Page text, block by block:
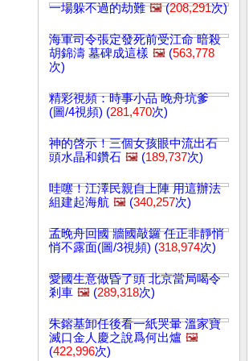
一場躲不過的劫難 🖼️(208,291次)
海軍司令張定發死前受江命 暗殺
胡錦濤 墓碑成這樣 🖼️ (563,778
次)
精彩視頻：時事小品 晚舟坑爹
(圖/4視頻) (281,470次)
神的啓示！三個女孩眼中流出石
頭水晶和鑽石 🖼️ (189,737次)
哇噻！江澤民親自上陣 用這辦法
組建起海航 🖼️ (340,257次)
孟晚舟回國 牆國敲鑼 任正非靜悄
悄不露面(圖/3視頻) (318,974次)
愛國生意做昏了頭 北京當局喝令
剎車 🖼️ (289,318次)
朱鎔基卸任後看一紙哭暈 溫家寶
滅口金人慶之說爲何出爐 🖼️
(422,996次)